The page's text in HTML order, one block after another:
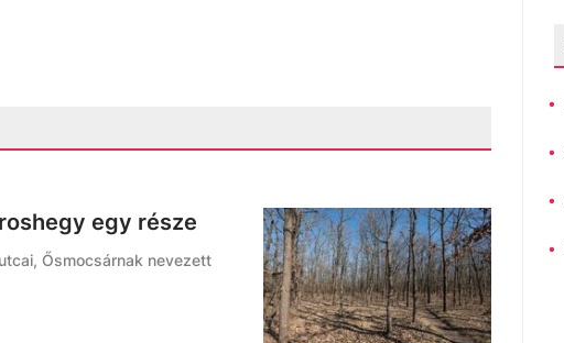
egy része
Ősmocsárnak nevezett
•
•
•
•